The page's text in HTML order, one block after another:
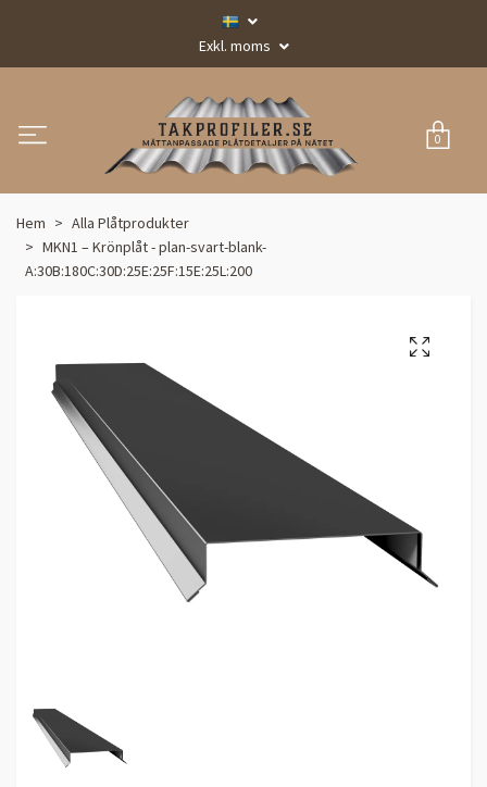
Exkl. moms
0
Hem
Alla Plåtprodukter
MKN1 – Krönplåt - plan-svart-blank-
A:30B:180C:30D:25E:25F:15E:25L:200